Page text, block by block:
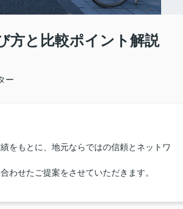
方と比較ポイント解説
ー
をもとに、地元ならではの信頼とネットワ
わせたご提案をさせていただきます。